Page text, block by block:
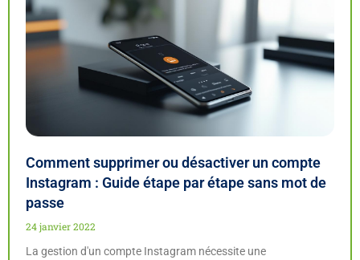
Comment supprimer ou désactiver un compte
Instagram : Guide étape par étape sans mot de
passe
24 janvier 2022
La gestion d'un compte Instagram nécessite une